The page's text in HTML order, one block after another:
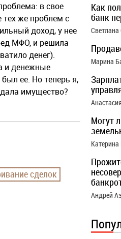
в свое
же проблем с
доход, у нее
МФО, и решила
денег).
и денежные
ее. Но теперь я,
имущество?
сделок
Как
банк
Светлана
Марина
Могут
Андрей